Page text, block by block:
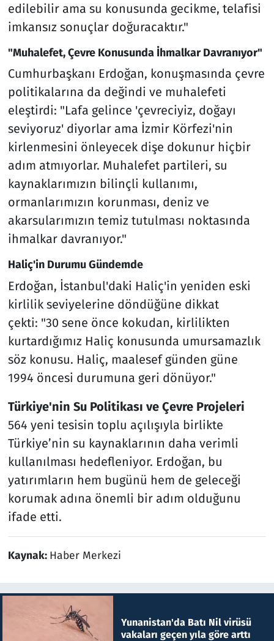
edilebilir ama su konusunda gecikme, telafisi
imkansız sonuçlar doğuracaktır."
"Muhalefet, Çevre Konusunda İhmalkar Davranıyor"
Cumhurbaşkanı Erdoğan, konuşmasında çevre
politikalarına da değindi ve muhalefeti
eleştirdi: "Lafa gelince 'çevreciyiz, doğayı
seviyoruz' diyorlar ama İzmir Körfezi'nin
kirlenmesini önleyecek dişe dokunur hiçbir
adım atmıyorlar. Muhalefet partileri, su
kaynaklarımızın bilinçli kullanımı,
ormanlarımızın korunması, deniz ve
akarsularımızın temiz tutulması noktasında
ihmalkar davranıyor."
Haliç'in Durumu Gündemde
Erdoğan, İstanbul'daki Haliç'in yeniden eski
kirlilik seviyelerine döndüğüne dikkat
çekti: "30 sene önce kokudan, kirlilikten
kurtardığımız Haliç konusunda umursamazlık
söz konusu. Haliç, maalesef günden güne
1994 öncesi durumuna geri dönüyor."
Türkiye'nin Su Politikası ve Çevre Projeleri
564 yeni tesisin toplu açılışıyla birlikte
Türkiye’nin su kaynaklarının daha verimli
kullanılması hedefleniyor. Erdoğan, bu
yatırımların hem bugünü hem de geleceği
korumak adına önemli bir adım olduğunu
ifade etti.
Kaynak: Haber Merkezi
Yunanistan'da Batı Nil virüsü
vakaları geçen yıla göre arttı